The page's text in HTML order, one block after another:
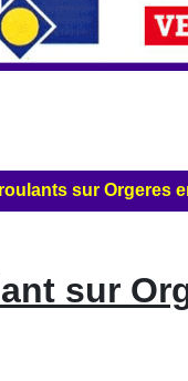
sur Orgeres
sur